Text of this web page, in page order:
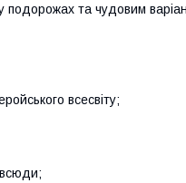
та чудовим
всесвіту;
всюди;